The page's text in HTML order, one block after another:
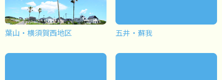
葉山・横須賀西地区 五井・蘇我